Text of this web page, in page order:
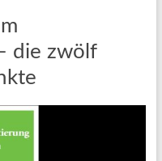
die zwölf